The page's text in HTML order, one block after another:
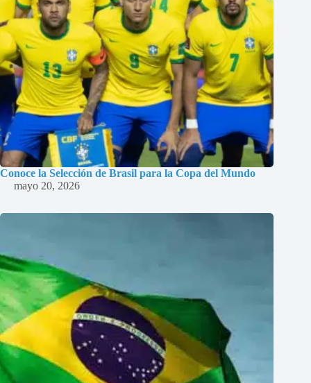
Conoce la Selección de Brasil para la Copa del Mundo
mayo 20, 2026